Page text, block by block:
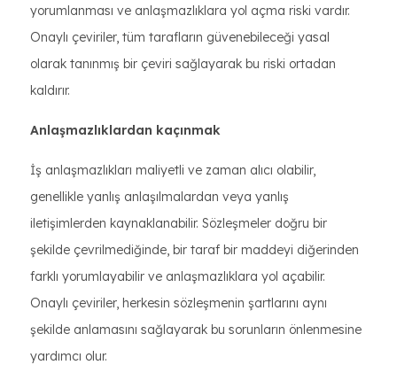
yorumlanması ve anlaşmazlıklara yol açma riski vardır.
Onaylı çeviriler, tüm tarafların güvenebileceği yasal
olarak tanınmış bir çeviri sağlayarak bu riski ortadan
kaldırır.
Anlaşmazlıklardan kaçınmak
İş anlaşmazlıkları maliyetli ve zaman alıcı olabilir,
genellikle yanlış anlaşılmalardan veya yanlış
iletişimlerden kaynaklanabilir. Sözleşmeler doğru bir
şekilde çevrilmediğinde, bir taraf bir maddeyi diğerinden
farklı yorumlayabilir ve anlaşmazlıklara yol açabilir.
Onaylı çeviriler, herkesin sözleşmenin şartlarını aynı
şekilde anlamasını sağlayarak bu sorunların önlenmesine
yardımcı olur.